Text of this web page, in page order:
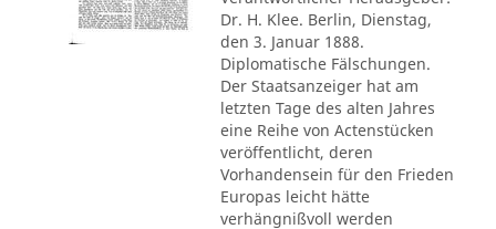
Dr. H. Klee. Berlin, Dienstag,
den 3. Januar 1888.
Diplomatische Fälschungen.
Der Staatsanzeiger hat am
letzten Tage des alten Jahres
eine Reihe von Actenstücken
veröffentlicht, deren
Vorhandensein für den Frieden
Europas leicht hätte
verhängnißvoll werden